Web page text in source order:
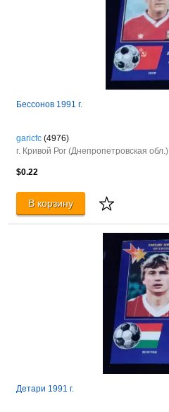
Бессонов 1991 г.
garicfc (4976)
г. Кривой Рог (Днепропетровская обл.)
$0.22
В корзину
Детари 1991 г.